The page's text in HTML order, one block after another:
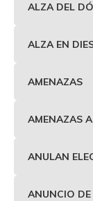
ALZA DEL
ALZA EN
AMENAZAS
AMENAZAS
ANULAN
ANUNCIO